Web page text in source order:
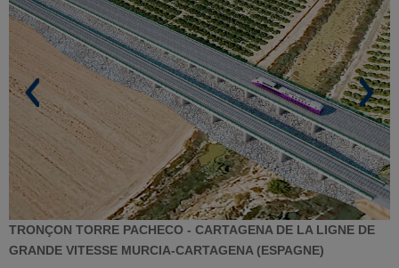
TRONÇON TORRE PACHECO - CARTAGENA DE LA LIGNE DE
GRANDE VITESSE MURCIA-CARTAGENA (ESPAGNE)